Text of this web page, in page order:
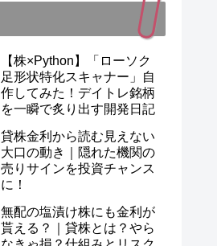
【株×Python】「ローソク
足形状特化スキャナー」自
作してみた！デイトレ銘柄
を一瞬で炙り出す開発日記
貸株金利から読む見えない
大口の動き｜隠れた機関の
売りサインを投資チャンス
に！
無配の塩漬け株にも金利が
貰える？｜貸株とは？やら